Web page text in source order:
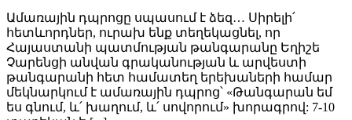
Ամառային դպրոցը սպասում է ձեզ… Սիրելի՛
հետևորդներ, ուրախ ենք տեղեկացնել, որ
Հայաստանի պատմության թանգարանը Եղիշե
Չարենցի անվան գրականության և արվեստի
թանգարանի հետ համատեղ երեխաների համար
մեկնարկում է ամառային դպրոց՝ «Թանգարան եմ
ես գնում, և՛ խաղում, և՛ սովորում» խորագրով: 7-10